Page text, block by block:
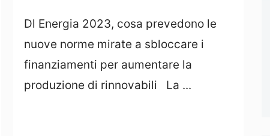
Dl Energia 2023, cosa prevedono le
nuove norme mirate a sbloccare i
finanziamenti per aumentare la
produzione di rinnovabili La ...